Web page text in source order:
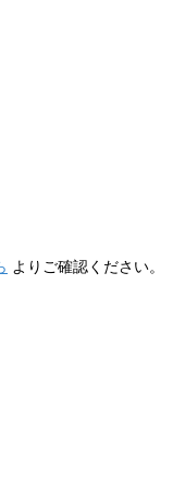
よりご確認ください。